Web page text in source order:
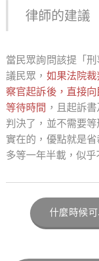
律師的建議
當民眾詢問該提「
議民眾， 如果法院
察官起訴後，直接
等待時間 ，且起訴
判決了，並不需要
實在的，優點就是
多等一年半載，似乎
什麼時候